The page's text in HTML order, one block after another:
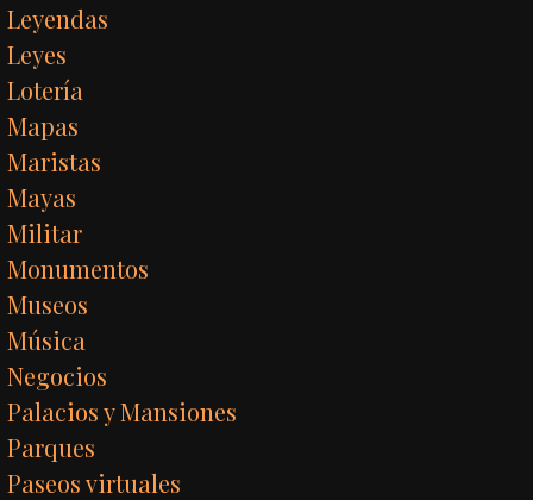
Leyendas
Leyes
Lotería
Mapas
Maristas
Mayas
Militar
Monumentos
Museos
Música
Negocios
Palacios y Mansiones
Parques
Paseos virtuales